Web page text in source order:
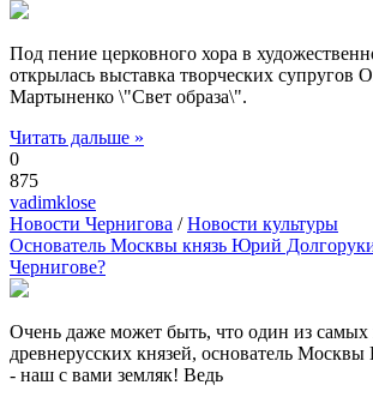
Под пение церковного хора в
открылась выставка творческих супругов
Мартыненко \"Свет образа\".
Читать дальше »
0
875
vadimklose
Новости Чернигова /Новости культуры
Основатель Москвы князь Юрий
Чернигове?
Очень даже может быть, что один из самых
древнерусских князей, основатель
- наш с вами земляк! Ведь